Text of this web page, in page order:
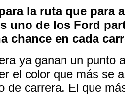
la ruta que para
uno de los Ford
chance en cada
ya ganan un punto
el color que más se
de carrera. El que